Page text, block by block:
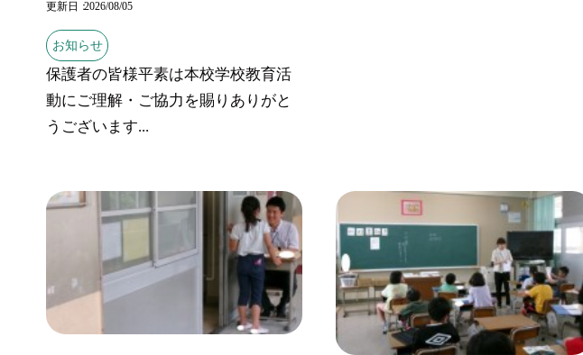
更新日 2026/08/05
お知らせ
保護者の皆様平素は本校学校教育活
動にご理解・ご協力を賜りありがと
うございます...